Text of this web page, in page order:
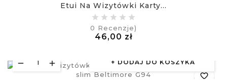
Etui Na Wizytówki Karty...
0 Recenzje)
46,00 złCena
DODAJ DO KOSZYKA
favorite_border